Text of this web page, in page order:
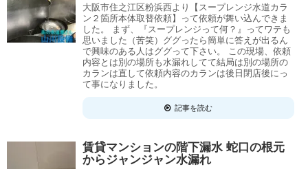
大阪市住之江区粉浜西より【スープレンジ水道カラ
ン２箇所本体取替依頼】って依頼が舞い込んできま
した。 まず、『スープレンジって何？』ってワテも
思いました（苦笑）ググったら簡単に答えが出るん
で興味のある人はググって下さい。 この現場、依頼
内容とは別の場所も水漏れしてて結局は別の場所の
カランは直して依頼内容のカランは後日閉店後にっ
て事になりました。
記事を読む
賃貸マンションの階下漏水 蛇口の根元
からジャンジャン水漏れ